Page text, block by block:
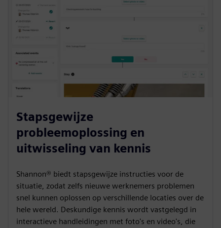
Stapsgewijze
probleemoplossing en
uitwisseling van kennis
Shannon® biedt stapsgewijze instructies voor de
situatie, zodat zelfs nieuwe werknemers problemen
snel kunnen oplossen op verschillende locaties over de
hele wereld. Deskundige kennis wordt vastgelegd in
interactieve handleidingen met foto's en video's, die